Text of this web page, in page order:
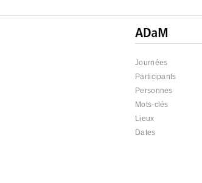
Journées
Participants
Personnes
Mots-clés
Lieux
Dates